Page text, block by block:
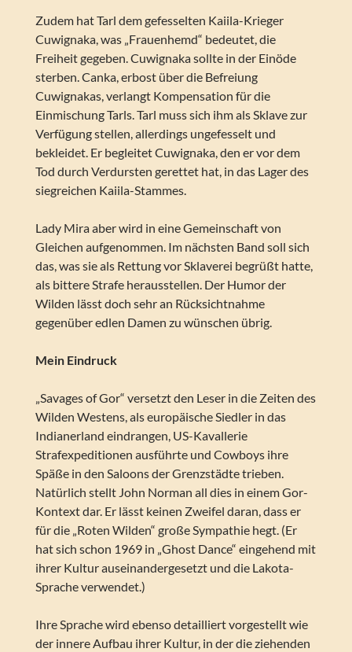
Zudem hat Tarl dem gefesselten Kaiila-Krieger
Cuwignaka, was „Frauenhemd“ bedeutet, die
Freiheit gegeben. Cuwignaka sollte in der Einöde
sterben. Canka, erbost über die Befreiung
Cuwignakas, verlangt Kompensation für die
Einmischung Tarls. Tarl muss sich ihm als Sklave zur
Verfügung stellen, allerdings ungefesselt und
bekleidet. Er begleitet Cuwignaka, den er vor dem
Tod durch Verdursten gerettet hat, in das Lager des
siegreichen Kaiila-Stammes.
Lady Mira aber wird in eine Gemeinschaft von
Gleichen aufgenommen. Im nächsten Band soll sich
das, was sie als Rettung vor Sklaverei begrüßt hatte,
als bittere Strafe herausstellen. Der Humor der
Wilden lässt doch sehr an Rücksichtnahme
gegenüber edlen Damen zu wünschen übrig.
Mein Eindruck
„Savages of Gor“ versetzt den Leser in die Zeiten des
Wilden Westens, als europäische Siedler in das
Indianerland eindrangen, US-Kavallerie
Strafexpeditionen ausführte und Cowboys ihre
Späße in den Saloons der Grenzstädte trieben.
Natürlich stellt John Norman all dies in einem Gor-
Kontext dar. Er lässt keinen Zweifel daran, dass er
für die „Roten Wilden“ große Sympathie hegt. (Er
hat sich schon 1969 in „Ghost Dance“ eingehend mit
ihrer Kultur auseinandergesetzt und die Lakota-
Sprache verwendet.)
Ihre Sprache wird ebenso detailliert vorgestellt wie
der innere Aufbau ihrer Kultur, in der die ziehenden